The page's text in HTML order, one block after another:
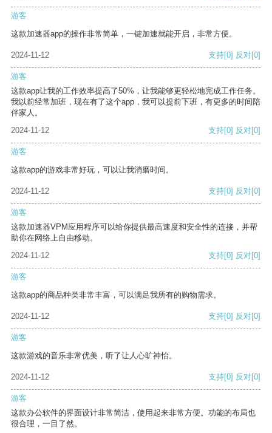
游客
这款加速器app的操作非常简单，一键加速就能开启，非常方便。
2024-11-12 支持[0] 反对[0]
游客
这款app让我的工作效率提高了50%，让我能够更轻松地完成工作任务。
我以前经常加班，现在有了这个app，我可以提前下班，有更多的时间陪
伴家人。
2024-11-12
支持[0] 反对[0]
游客
这款app的游戏非常好玩，可以让我消磨时间。
2024-11-12 支持[0] 反对[0]
游客
这款加速器VPM应用程序可以给你提供最高速度和安全性的连接，并帮
助你在网络上自由移动。
2024-11-12
支持[0] 反对[0]
游客
这款app的商品种类非常丰富，可以满足我所有的购物需求。
2024-11-12 支持[0] 反对[0]
游客
这款游戏的音乐非常优美，听了让人心旷神怡。
2024-11-12 支持[0] 反对[0]
游客
这款办公软件的界面设计非常简洁，使用起来非常方便。功能的布局也
很合理，一目了然。